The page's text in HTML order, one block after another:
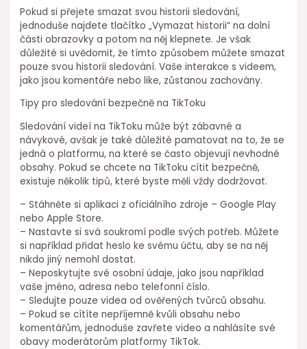
Pokud si přejete smazat svou historii sledování,
jednoduše najdete tlačítko „Vymazat historii“ na dolní
části obrazovky a potom na něj klepnete. Je však
důležité si uvědomit, že tímto způsobem můžete smazat
pouze svou historii sledování. Vaše interakce s videem,
jako jsou komentáře nebo like, zůstanou zachovány.
Tipy pro sledování bezpečně na TikToku
Sledování videí na TikToku může být zábavné a
návykové, avšak je také důležité pamatovat na to, že se
jedná o platformu, na které se často objevují nevhodné
obsahy. Pokud se chcete na TikToku cítit bezpečně,
existuje několik tipů, které byste měli vždy dodržovat.
– Stáhněte si aplikaci z oficiálního zdroje – Google Play
nebo Apple Store.
– Nastavte si svá soukromí podle svých potřeb. Můžete
si například přidat heslo ke svému účtu, aby se na něj
nikdo jiný nemohl dostat.
– Neposkytujte své osobní údaje, jako jsou například
vaše jméno, adresa nebo telefonní číslo.
– Sledujte pouze videa od ověřených tvůrců obsahu.
– Pokud se cítíte nepříjemně kvůli obsahu nebo
komentářům, jednoduše zavřete video a nahlásíte své
obavy moderátorům platformy TikTok.